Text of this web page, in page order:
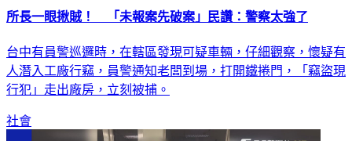
所長一眼揪賊！ 「未報案先破案」民讚：警察太強了
台中有員警巡邏時，在轄區發現可疑車輛，仔細觀察，懷疑有
人潛入工廠行竊，員警通知老闆到場，打開鐵捲門，「竊盜現
行犯」走出廠房，立刻被捕。
社會